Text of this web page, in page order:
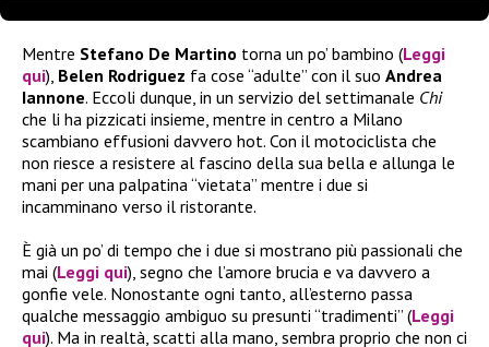
Mentre Stefano De Martino torna un po’ bambino (Leggi
qui), Belen Rodriguez fa cose “adulte” con il suo Andrea
Iannone. Eccoli dunque, in un servizio del settimanale Chi
che li ha pizzicati insieme, mentre in centro a Milano
scambiano effusioni davvero hot. Con il motociclista che
non riesce a resistere al fascino della sua bella e allunga le
mani per una palpatina “vietata” mentre i due si
incamminano verso il ristorante.
È già un po’ di tempo che i due si mostrano più passionali che
mai (Leggi qui), segno che l’amore brucia e va davvero a
gonfie vele. Nonostante ogni tanto, all’esterno passa
qualche messaggio ambiguo su presunti “tradimenti” (Leggi
qui). Ma in realtà, scatti alla mano, sembra proprio che non ci